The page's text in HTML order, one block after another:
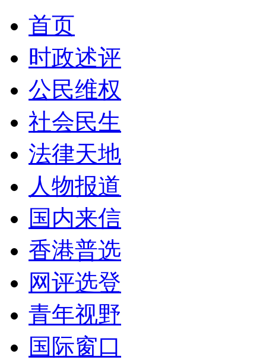
首页
时政述评
公民维权
社会民生
法律天地
人物报道
国内来信
香港普选
网评选登
青年视野
国际窗口